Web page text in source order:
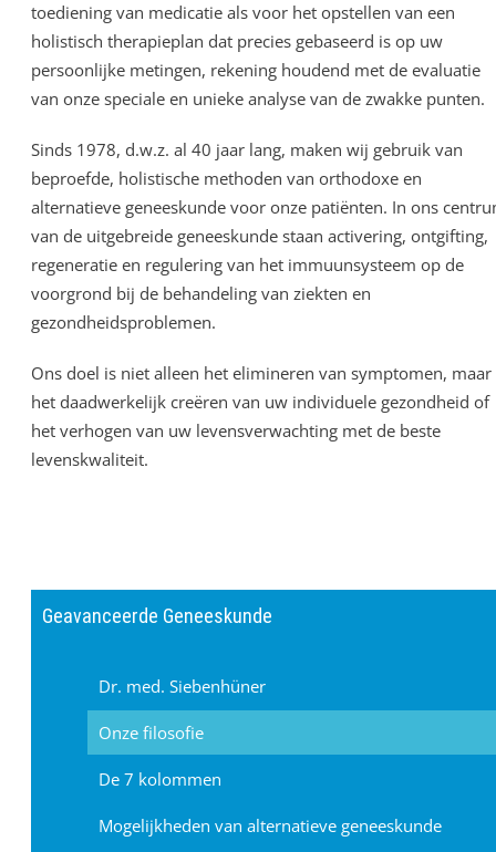
toediening van medicatie als voor het opstellen van een
holistisch therapieplan dat precies gebaseerd is op uw
persoonlijke metingen, rekening houdend met de evaluatie
van onze speciale en unieke analyse van de zwakke punten.
Sinds 1978, d.w.z. al 40 jaar lang, maken wij gebruik van
beproefde, holistische methoden van orthodoxe en
alternatieve geneeskunde voor onze patiënten. In ons
van de uitgebreide geneeskunde staan activering, ontgifting,
regeneratie en regulering van het immuunsysteem op de
voorgrond bij de behandeling van ziekten en
gezondheidsproblemen.
Ons doel is niet alleen het elimineren van symptomen, maar
het daadwerkelijk creëren van uw individuele gezondheid of
het verhogen van uw levensverwachting met de beste
levenskwaliteit.
Geavanceerde Geneeskunde
Dr. med. Siebenhüner
Onze filosofie
De 7 kolommen
Mogelijkheden van alternatieve geneeskunde